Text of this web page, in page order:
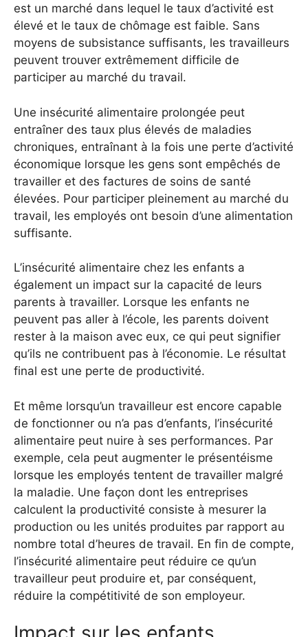
est un marché dans lequel le taux d’activité est
élevé et le taux de chômage est faible. Sans
moyens de subsistance suffisants, les travailleurs
peuvent trouver extrêmement difficile de
participer au marché du travail.
Une insécurité alimentaire prolongée peut
entraîner des taux plus élevés de maladies
chroniques, entraînant à la fois une perte d’activité
économique lorsque les gens sont empêchés de
travailler et des factures de soins de santé
élevées. Pour participer pleinement au marché du
travail, les employés ont besoin d’une alimentation
suffisante.
L’insécurité alimentaire chez les enfants a
également un impact sur la capacité de leurs
parents à travailler. Lorsque les enfants ne
peuvent pas aller à l’école, les parents doivent
rester à la maison avec eux, ce qui peut signifier
qu’ils ne contribuent pas à l’économie. Le résultat
final est une perte de productivité.
Et même lorsqu’un travailleur est encore capable
de fonctionner ou n’a pas d’enfants, l’insécurité
alimentaire peut nuire à ses performances. Par
exemple, cela peut augmenter le présentéisme
lorsque les employés tentent de travailler malgré
la maladie. Une façon dont les entreprises
calculent la productivité consiste à mesurer la
production ou les unités produites par rapport au
nombre total d’heures de travail. En fin de compte,
l’insécurité alimentaire peut réduire ce qu’un
travailleur peut produire et, par conséquent,
réduire la compétitivité de son employeur.